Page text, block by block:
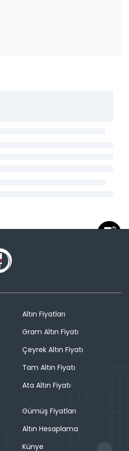
Altın Fiyatları
Gram Altın Fiyatı
Çeyrek Altın Fiyatı
Tam Altın Fiyatı
Ata Altın Fiyatı
Gümüş Fiyatları
Altın Hesaplama
Künye